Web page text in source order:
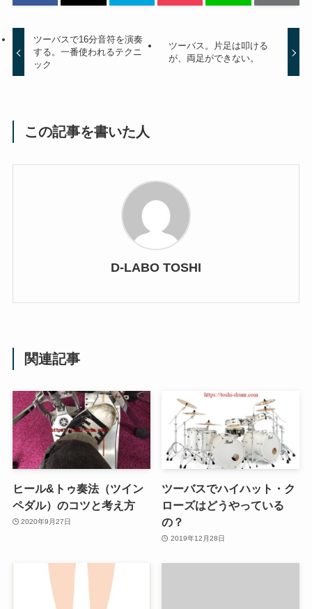
ツーバスで16分音符を演奏
する。一番使われるテクニ
ック
ツーバス。片足は叩ける
が、両足ができない。
この記事を書いた人
D-LABO TOSHI
関連記事
ヒール&トゥ奏法（ツイン
ペダル）のコツと考え方
2020年9月27日
ツーバスでハイハット・ク
ローズはどうやっている
の？
2019年12月28日